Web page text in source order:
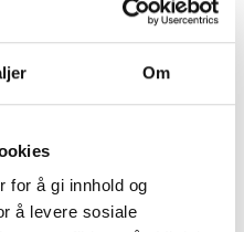
Om
for å gi innhold og
å levere sosiale
Automat